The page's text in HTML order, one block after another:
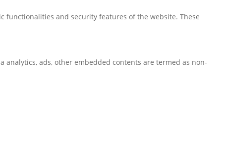
functionalities and security features of the website. These
ads, other embedded contents are termed as non-